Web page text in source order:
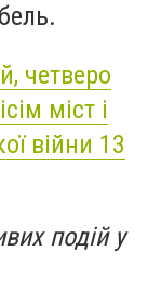
четверо
міст і
війни 13
подій у